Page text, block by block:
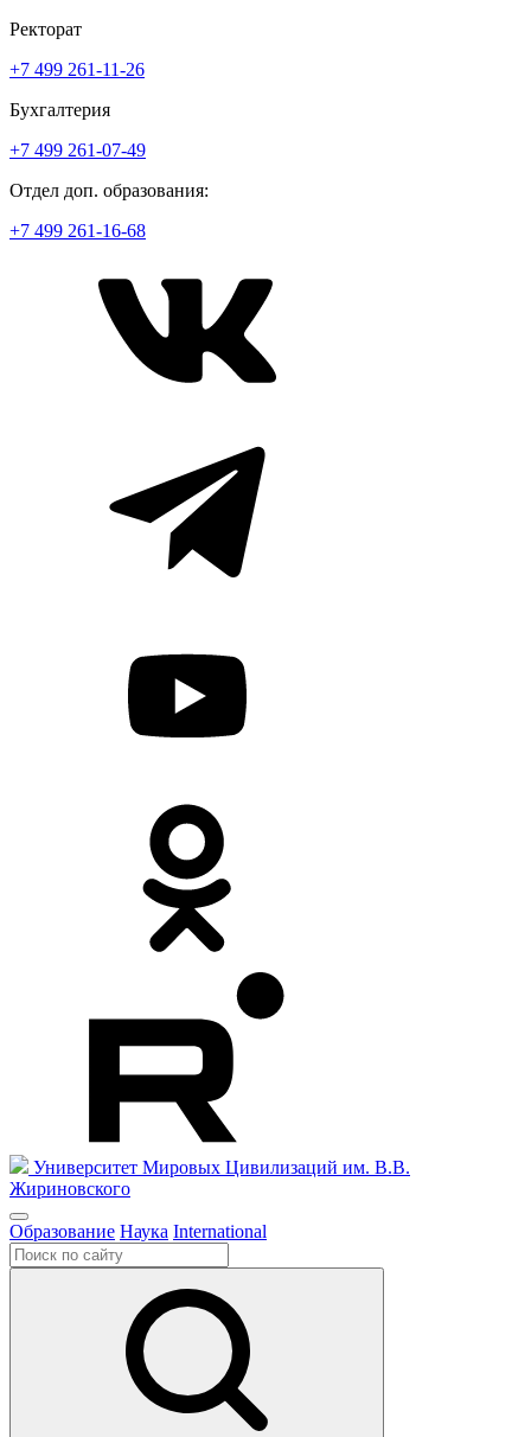
Ректорат
+7 499 261-11-26
Бухгалтерия
+7 499 261-07-49
Отдел доп. образования:
+7 499 261-16-68
Университет Мировых Цивилизаций им. В.В.
Жириновского
Образование Наука International